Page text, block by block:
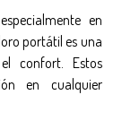
en
portátil es una
confort. Estos
en cualquier